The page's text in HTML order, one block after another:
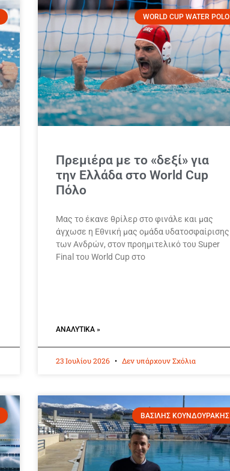
WORLD CUP WATER POLO
Πρεμιέρα με το «δεξί» για
την Ελλάδα στο World Cup
Πόλο
Μας το έκανε θρίλερ στο φινάλε και μας
άγχωσε η Εθνική μας ομάδα υδατοσφαίρισης
των Ανδρών, στον προημιτελικό του Super
Final του World Cup στο
ΑΝΑΛΥΤΙΚΆ »
23 Ιουλίου 2026 Δεν υπάρχουν Σχόλια
ΒΑΣΙΛΗΣ ΚΟΥΝΔΟΥΡΑΚΗΣ